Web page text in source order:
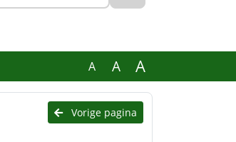
A A A
Vorige pagina